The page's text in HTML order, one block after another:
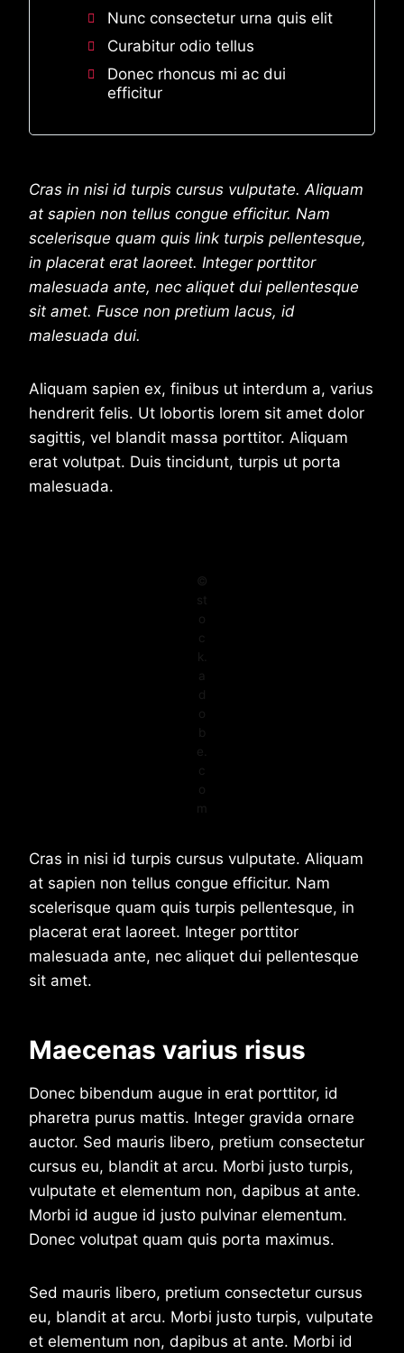
Nunc consectetur urna quis elit
Curabitur odio tellus
Donec rhoncus mi ac dui
efficitur
Cras in nisi id turpis cursus vulputate. Aliquam
at sapien non tellus congue efficitur. Nam
scelerisque quam quis link turpis pellentesque,
in placerat erat laoreet. Integer porttitor
malesuada ante, nec aliquet dui pellentesque
sit amet. Fusce non pretium lacus, id
malesuada dui.
Aliquam sapien ex, finibus ut interdum a, varius
hendrerit felis. Ut lobortis lorem sit amet dolor
sagittis, vel blandit massa porttitor. Aliquam
erat volutpat. Duis tincidunt, turpis ut porta
malesuada.
©
st
o
c
k.
a
d
o
b
e.
c
o
m
Cras in nisi id turpis cursus vulputate. Aliquam
at sapien non tellus congue efficitur. Nam
scelerisque quam quis turpis pellentesque, in
placerat erat laoreet. Integer porttitor
malesuada ante, nec aliquet dui pellentesque
sit amet.
Maecenas varius risus
Donec bibendum augue in erat porttitor, id
pharetra purus mattis. Integer gravida ornare
auctor. Sed mauris libero, pretium consectetur
cursus eu, blandit at arcu. Morbi justo turpis,
vulputate et elementum non, dapibus at ante.
Morbi id augue id justo pulvinar elementum.
Donec volutpat quam quis porta maximus.
Sed mauris libero, pretium consectetur cursus
eu, blandit at arcu. Morbi justo turpis, vulputate
et elementum non, dapibus at ante. Morbi id